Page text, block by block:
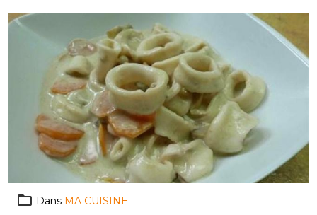
avec des légumes croquants et l'arôme parfumé de
l'origan. Parfait pour un repas sain et gourmand, prêt
en quelques minutes seulement.
Dans MA CUISINE